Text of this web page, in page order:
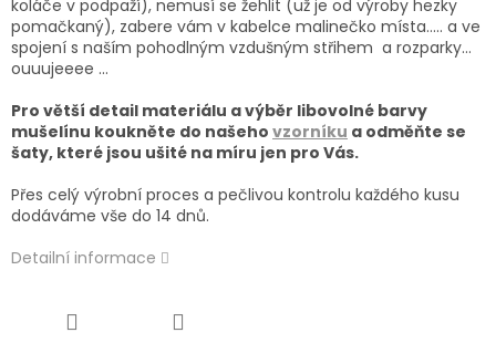
koláče v podpaží), nemusí se žehlit (už je od výroby hezky
pomačkaný), zabere vám v kabelce malinečko místa….. a ve
spojení s naším pohodlným vzdušným střihem a rozparky…
ouuujeeee …
Pro větší detail materiálu a výběr libovolné barvy
mušelínu koukněte do našeho vzorníku a odměňte se
šaty, které jsou ušité na míru jen pro Vás.
Přes celý výrobní proces a pečlivou kontrolu každého kusu
dodáváme vše do 14 dnů.
Detailní informace